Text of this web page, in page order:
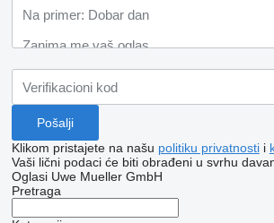
Klikom pristajete na našu politiku privatnostii
Vaši lični podaci će biti obrađeni u svrhu
Oglasi Uwe Mueller GmbH
Pretraga